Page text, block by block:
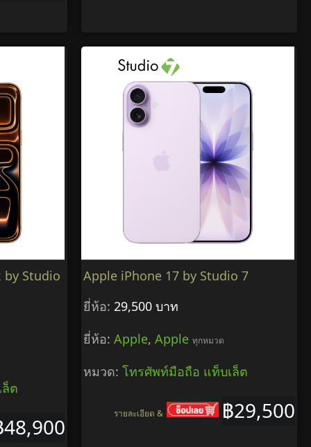
by Studio
ต
Apple iPhone 17 by Studio 7
ยี่ห้อ: 29,500 บาท
ยี่ห้อ: Apple, Apple ทุกหมวด
หมวด: โทรศัพท์มือถือ แท็บเล็ต
฿29,500
รายละเอียด &